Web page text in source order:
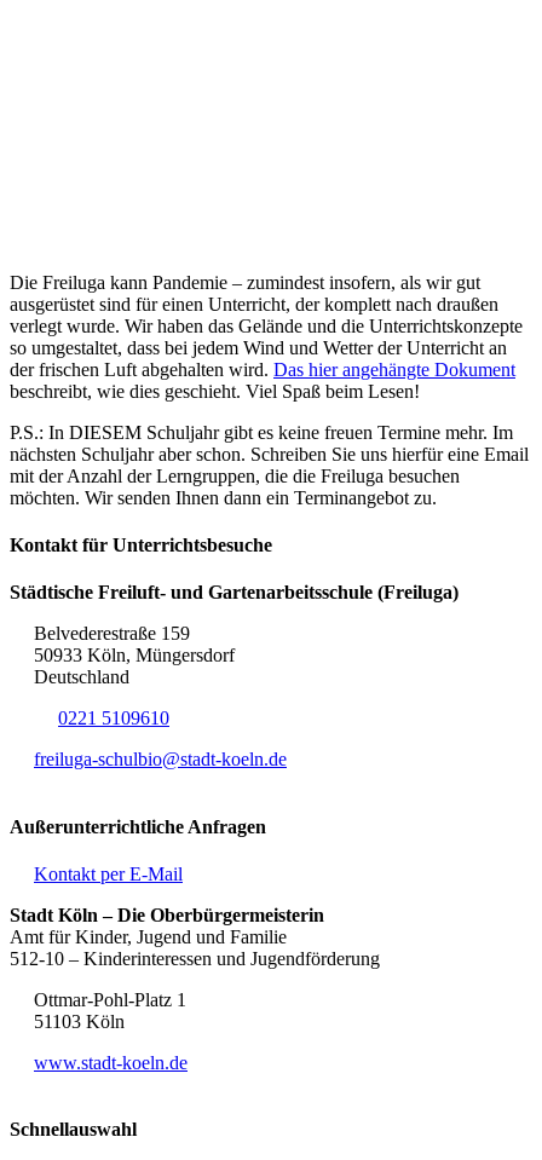
Die Freiluga kann Pandemie – zumindest insofern, als wir gut
ausgerüstet sind für einen Unterricht, der komplett nach draußen
verlegt wurde. Wir haben das Gelände und die Unterrichtskonzepte
so umgestaltet, dass bei jedem Wind und Wetter der Unterricht an
der frischen Luft abgehalten wird. Das hier angehängte Dokument
beschreibt, wie dies geschieht. Viel Spaß beim Lesen!
P.S.: In DIESEM Schuljahr gibt es keine freuen Termine mehr. Im
nächsten Schuljahr aber schon. Schreiben Sie uns hierfür eine Email
mit der Anzahl der Lerngruppen, die die Freiluga besuchen
möchten. Wir senden Ihnen dann ein Terminangebot zu.
Kontakt für Unterrichtsbesuche
Städtische Freiluft- und Gartenarbeitsschule (Freiluga)
Belvederestraße 159
50933 Köln, Müngersdorf
Deutschland
0221 5109610
freiluga-schulbio@stadt-koeln.de
Außerunterrichtliche Anfragen
Kontakt per E-Mail
Stadt Köln – Die Oberbürgermeisterin
Amt für Kinder, Jugend und Familie
512-10 – Kinderinteressen und Jugendförderung
Ottmar-Pohl-Platz 1
51103 Köln
www.stadt-koeln.de
Schnellauswahl